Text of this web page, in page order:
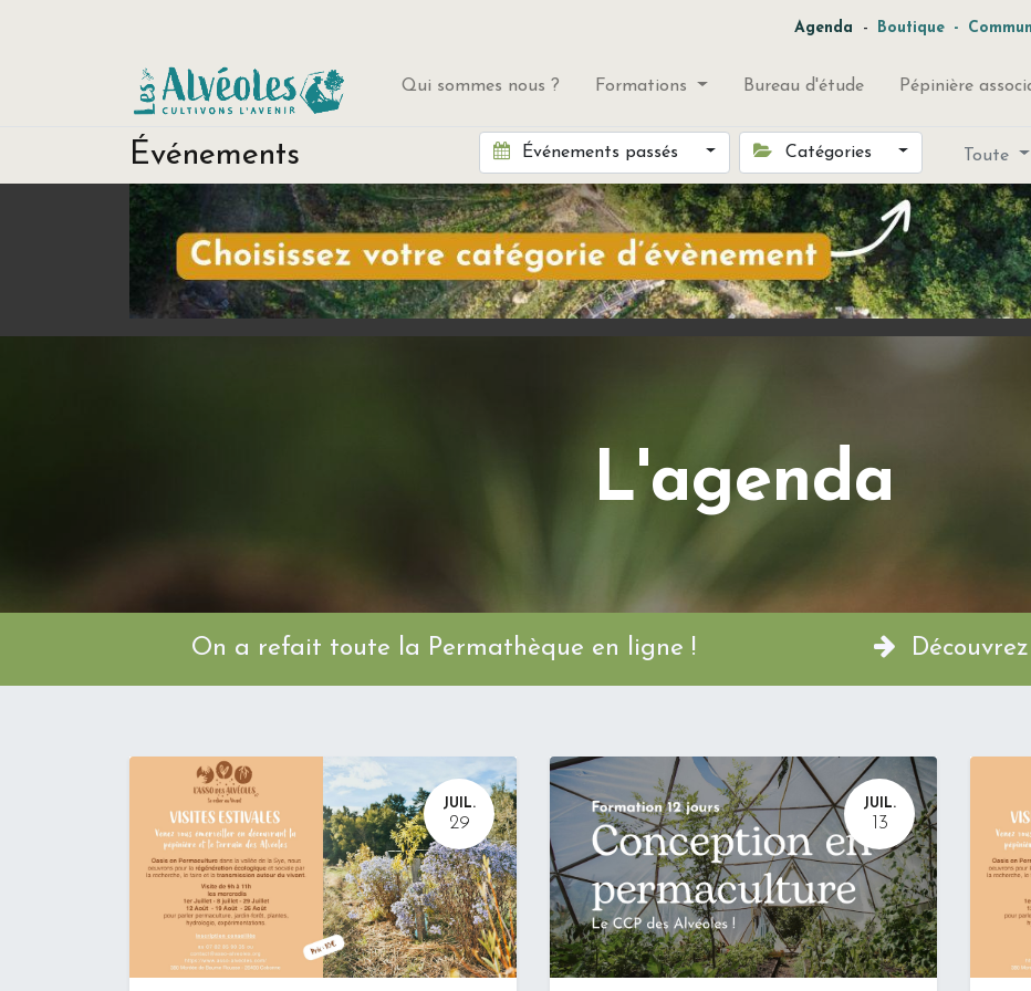
Agenda - Boutique -
Qui sommes nous ? Formations Bureau d'étude Pépinière
Événements Événements passés Catégories Toute
L'agenda
On a refait toute la Permathèque en ligne !
JUIL.
29
JUIL.
13